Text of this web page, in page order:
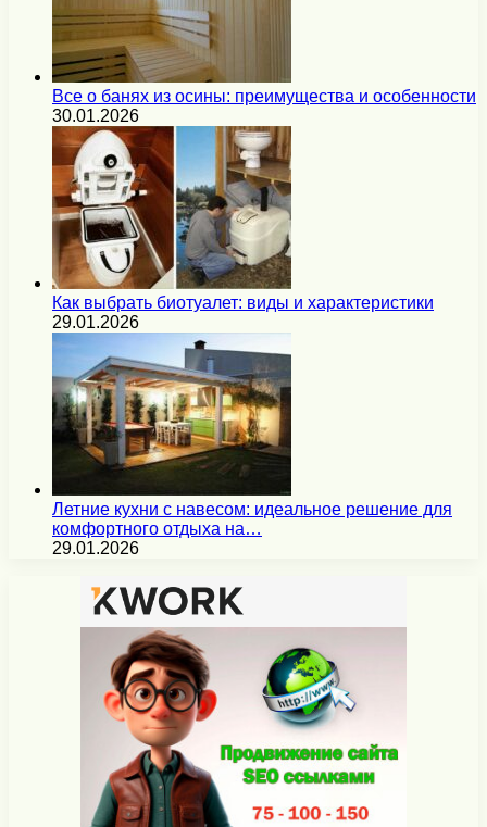
Все о банях из осины: преимущества и особенности
30.01.2026
Как выбрать биотуалет: виды и характеристики
29.01.2026
Летние кухни с навесом: идеальное решение для
комфортного отдыха на…
29.01.2026